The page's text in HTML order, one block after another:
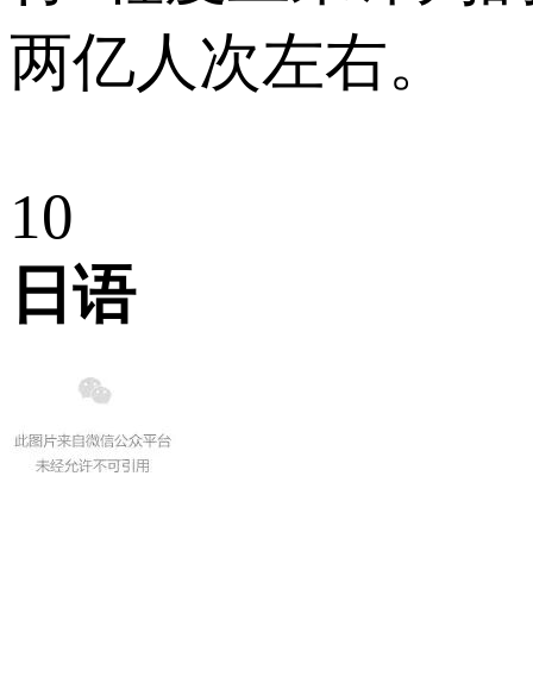
两亿人次左右。
10
日语